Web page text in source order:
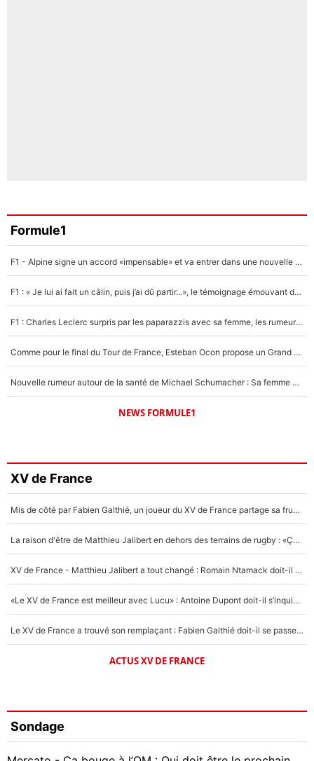
Formule1
F1 - Alpine signe un accord «impensable» et va entrer dans une nouvelle dimension : Grande nouvelle pour Pierre Gasly !
F1 : « Je lui ai fait un câlin, puis j’ai dû partir...», le témoignage émouvant de Max Verstappen sur sa fille
F1 : Charles Leclerc surpris par les paparazzis avec sa femme, les rumeurs étaient vraies !
Comme pour le final du Tour de France, Esteban Ocon propose un Grand Prix de Formule 1 à Paris : «Autour de l’Arc de Triomphe, ce serait génial» !
Nouvelle rumeur autour de la santé de Michael Schumacher : Sa femme Corinna sort du silence
NEWS FORMULE1
XV de France
Mis de côté par Fabien Galthié, un joueur du XV de France partage sa frustration : «ils ne me l’ont pas dit tout de suite»
La raison d'être de Matthieu Jalibert en dehors des terrains de rugby : «Ça m'atteint autant que si tu touches à un membre de ma famille»
XV de France - Matthieu Jalibert a tout changé : Romain Ntamack doit-il s’inquiéter pour sa place à un an de la Coupe du monde ?
«Le XV de France est meilleur avec Lucu» : Antoine Dupont doit-il s’inquiéter pour sa place ?
Le XV de France a trouvé son remplaçant : Fabien Galthié doit-il se passer d'Antoine Dupont ?
ACTUS XV DE FRANCE
Sondage